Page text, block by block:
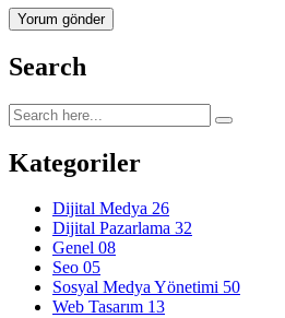
Yorum gönder
Search
Kategoriler
Dijital Medya 26
Dijital Pazarlama 32
Genel 08
Seo 05
Sosyal Medya Yönetimi 50
Web Tasarım 13